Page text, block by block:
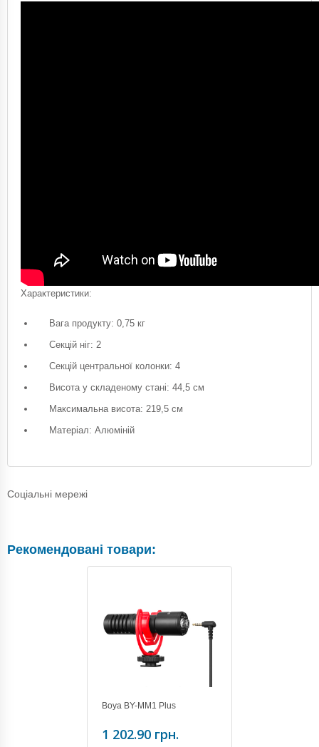
Характеристики:
Вага продукту: 0,75 кг
Секцій ніг: 2
Секцій центральної колонки: 4
Висота у складеному стані: 44,5 см
Максимальна висота: 219,5 см
Матеріал: Алюміній
Соціальні мережі
Рекомендовані товари:
Boya BY-MM1 Plus
1 202.90 грн.